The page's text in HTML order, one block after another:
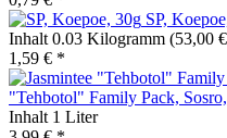
SP,
Inhalt 0.03 Kilogramm (53,00
1,59 € *
"Tehbotol" Family Pack,
Inhalt 1 Liter